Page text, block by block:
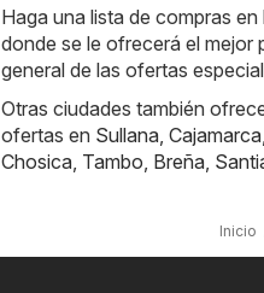
Haga una lista de compras
donde se le ofrecerá el mejor
general de las ofertas
Otras ciudades también
ofertas en Sullana, Cajamarca,
Chosica, Tambo, Breña,
Inicio